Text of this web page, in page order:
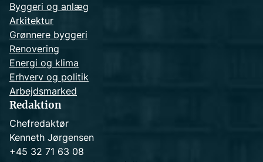
Byggeri og anlæg
Arkitektur
Grønnere byggeri
Renovering
Energi og klima
Erhverv og politik
Arbejdsmarked
Redaktion
Chefredaktør
Kenneth Jørgensen
+45 32 71 63 08